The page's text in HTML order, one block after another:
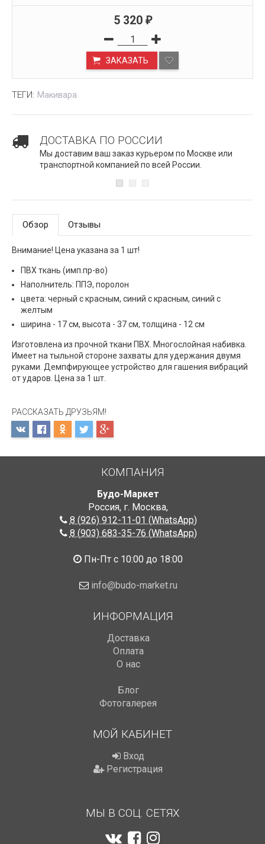
5 320 ₽
ЗАКАЗАТЬ
ТЕГИ: Макивара
ДОСТАВКА ПО РОССИИ
Мы доставим ваш заказ курьером по Москве или
транспортной компанией по всей России.
Обзор Отзывы
Внимание! Цена указана за 1 шт!
ПВХ ткань (имп.пр-во)
Наполнитель: ППЭ, поролон
цвета: черный с красным, синий с красным, синий с
желтым
ширина - 17 см, высота - 37 см, толщина - 12 см
Изготовлена из прочной ткани ПВХ. Многослойная набивка.
Имеет на тыльной стороне захваты для удержания двумя
руками. Демпфирующее устройство для гашения вибраций
от ударов. Цена за 1 шт.
РАССКАЗАТЬ ДРУЗЬЯМ!
КОМПАНИЯ
Будо-Маркет
Россия, г. Москва,
8 (926) 912-11-01 (WhatsApp)
8 (903) 683-35-76 (WhatsApp)
Пн-Пт с 10:00 до 18:00
info@budo-market.ru
ИНФОРМАЦИЯ
Доставка
Оплата
О нас
Блог
Фотогалерея
МОЙ КАБИНЕТ
Вход
Регистрация
МЫ В СОЦ. СЕТЯХ